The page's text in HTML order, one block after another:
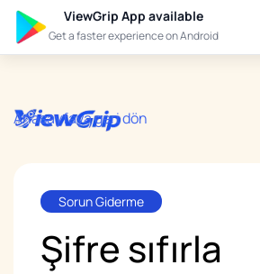
ViewGrip App available
Get a faster experience on Android
Anasayfaya geri dön
Sorun Giderme
Şifre sıfırla